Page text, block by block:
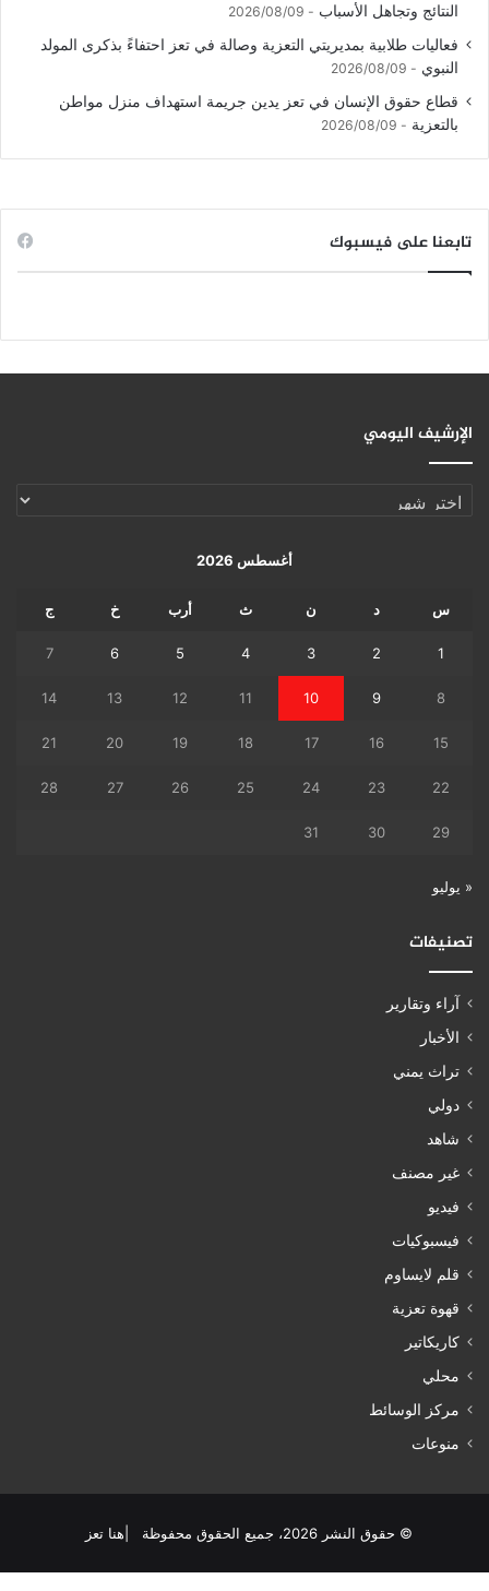
النتائج وتجاهل الأسباب
2026/08/09
فعاليات طلابية بمديريتي التعزية وصالة في تعز احتفاءً بذكرى المولد
النبوي
2026/08/09
قطاع حقوق الإنسان في تعز يدين جريمة استهداف منزل مواطن
بالتعزية
2026/08/09
تابعنا على فيسبوك
الإرشيف اليومي
الإرشيف
اليومي
أغسطس 2026
س د ن ث أرب خ ج
1
2
3
4
5
6
7
8
9
10
11
12
13
14
15
16
17
18
19
20
21
22
23
24
25
26
27
28
29
30
31
« يوليو
تصنيفات
آراء وتقارير
الأخبار
تراث يمني
دولي
شاهد
غير مصنف
فيديو
فيسبوكيات
قلم لايساوم
قهوة تعزية
كاريكاتير
محلي
مركز الوسائط
منوعات
© حقوق النشر 2026، جميع الحقوق محفوظة |هنا تعز